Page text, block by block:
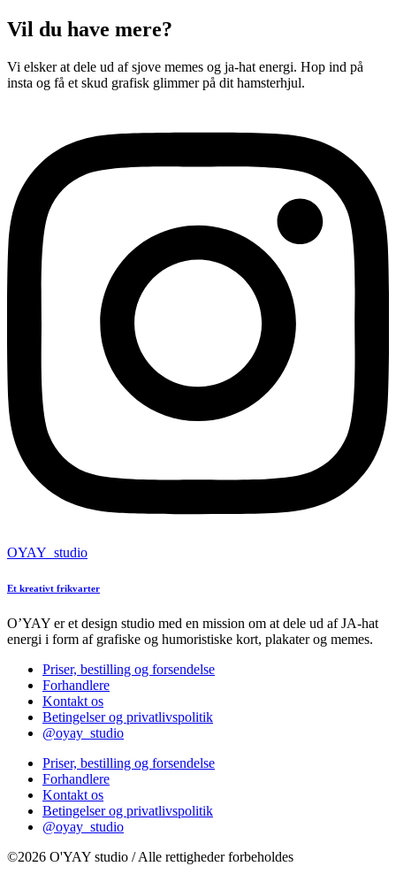
Vil du have mere?
Vi elsker at dele ud af sjove memes og ja-hat energi. Hop ind på
insta og få et skud grafisk glimmer på dit hamsterhjul.
OYAY_studio
Et kreativt frikvarter
O’YAY er et design studio med en mission om at dele ud af JA-hat
energi i form af grafiske og humoristiske kort, plakater og memes.
Priser, bestilling og forsendelse
Forhandlere
Kontakt os
Betingelser og privatlivspolitik
@oyay_studio
Priser, bestilling og forsendelse
Forhandlere
Kontakt os
Betingelser og privatlivspolitik
@oyay_studio
©2026 O'YAY studio / Alle rettigheder forbeholdes